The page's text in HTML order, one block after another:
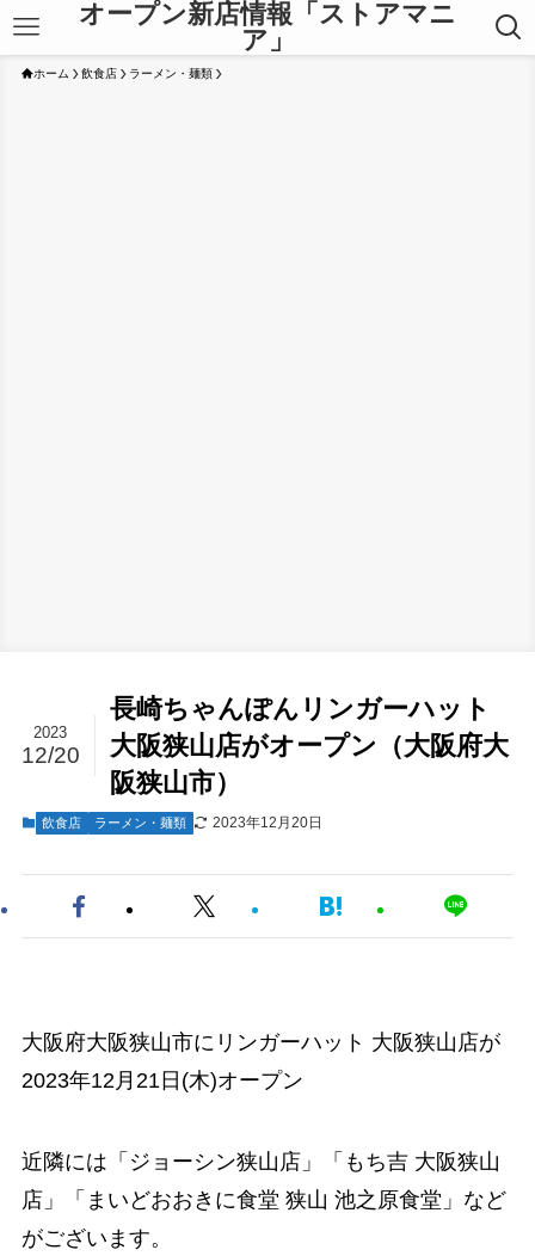
オープン新店情報「ストアマニ
ア」
ホーム 飲食店 ラーメン・麺類
長崎ちゃんぽんリンガーハット
大阪狭山店がオープン（大阪府大
阪狭山市）
2023
12/20
飲食店 ラーメン・麺類 2023年12月20日
大阪府大阪狭山市にリンガーハット 大阪狭山店が
2023年12⽉21日(木)オープン
近隣には「ジョーシン狭山店」「もち吉 大阪狭山
店」「まいどおおきに食堂 狭山 池之原食堂」など
がございます。